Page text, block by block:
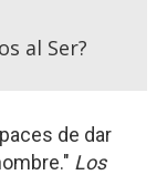
al Ser?
de dar
Los